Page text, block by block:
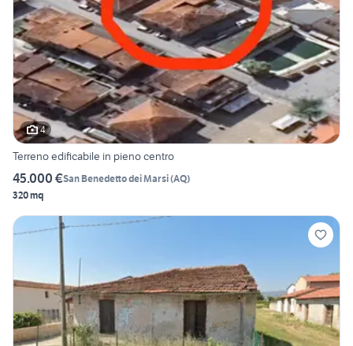
4
Terreno edificabile in pieno centro
45.000 €San Benedetto dei Marsi(AQ)
320 mq